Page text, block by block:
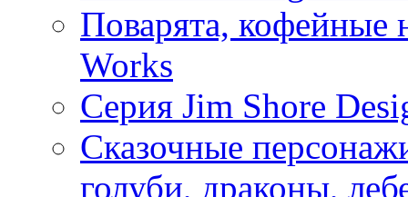
Поварята, кофейные
Works
Серия Jim Shore
Сказочные
голуби, драконы,